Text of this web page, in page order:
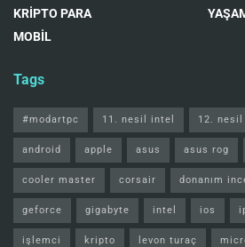
KRİPTO PARA
MOBİL
Tags
#modartpc 11. nesil intel 12. nesil
android apple asus asus rog
cooler master corsair donanım
geforce gigabyte intel ios
işlemci kripto levon turaç